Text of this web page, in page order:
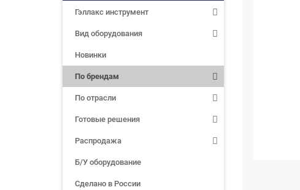
Гэллакс инструмент
Вид оборудования
Новинки
По брендам
По отрасли
Готовые решения
Распродажа
Б/У оборудование
Сделано в России